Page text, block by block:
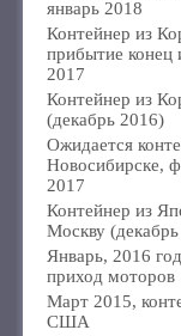
январь 2018
Контейнер из
прибытие конец
2017
Контейнер из
(декабрь 2016)
Ожидается
Новосибирске,
2017
Контейнер из
Москву
Январь, 2016
приход моторов
Март 2015,
США